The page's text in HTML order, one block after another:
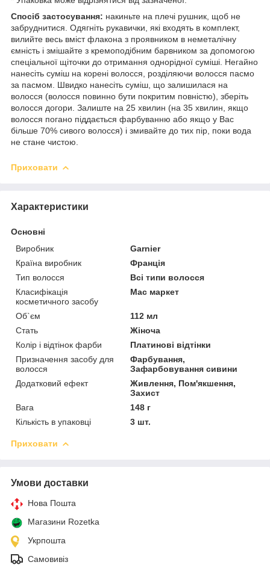
Спосіб застосування: накиньте на плечі рушник, щоб не
забруднитися. Одягніть рукавички, які входять в комплект,
вилийте весь вміст флакона з проявником в неметалічну
ємність і змішайте з кремоподібним барвником за допомогою
спеціальної щіточки до отримання однорідної суміші. Негайно
нанесіть суміш на корені волосся, розділяючи волосся пасмо
за пасмом. Швидко нанесіть суміш, що залишилася на
волосся (волосся повинно бути покритим повністю), зберіть
волосся догори. Залиште на 25 хвилин (на 35 хвилин, якщо
волосся погано піддається фарбуванню або якщо у Вас
більше 70% сивого волосся) і змивайте до тих пір, поки вода
не стане чистою.
Приховати
Характеристики
Основні
Виробник
Garnier
Країна виробник
Франція
Тип волосся
Всі типи волосся
Класифікація
косметичного засобу
Мас маркет
Об`єм
112 мл
Стать
Жіноча
Колір і відтінок фарби
Платинові відтінки
Призначення засобу для
волосся
Фарбування,
Зафарбовування сивини
Додатковий ефект
Живлення, Пом'якшення,
Захист
Вага
148 г
Кількість в упаковці
3 шт.
Приховати
Умови доставки
Нова Пошта
Магазини Rozetka
Укрпошта
Самовивіз